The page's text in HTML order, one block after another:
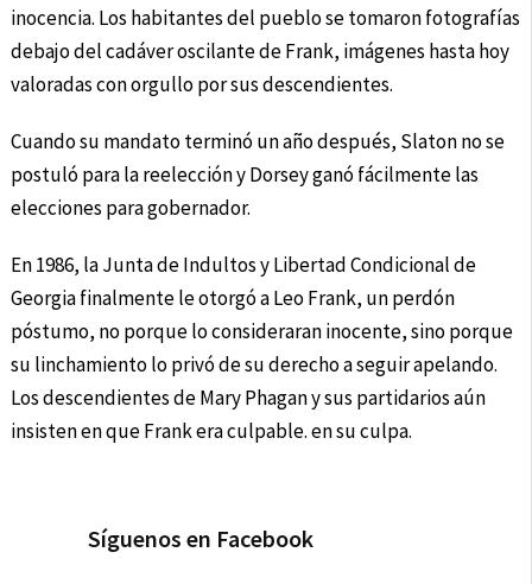
inocencia. Los habitantes del pueblo se tomaron fotografías
debajo del cadáver oscilante de Frank, imágenes hasta hoy
valoradas con orgullo por sus descendientes.
Cuando su mandato terminó un año después, Slaton no se
postuló para la reelección y Dorsey ganó fácilmente las
elecciones para gobernador.
En 1986, la Junta de Indultos y Libertad Condicional de
Georgia finalmente le otorgó a Leo Frank, un perdón
póstumo, no porque lo consideraran inocente, sino porque
su linchamiento lo privó de su derecho a seguir apelando.
Los descendientes de Mary Phagan y sus partidarios aún
insisten en que Frank era culpable. en su culpa.
Síguenos en Facebook